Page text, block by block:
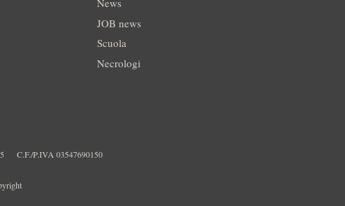
News
JOB news
Scuola
Necrologi
C.F./P.IVA 03547690150